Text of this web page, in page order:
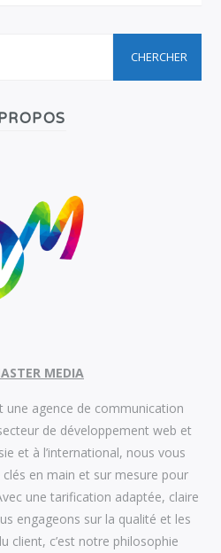
MEDIA
une agence de communication
de développement web et
et à l’international, nous vous
en main et sur mesure pour
une tarification adaptée, claire
engageons sur la qualité et les
client, c’est notre philosophie